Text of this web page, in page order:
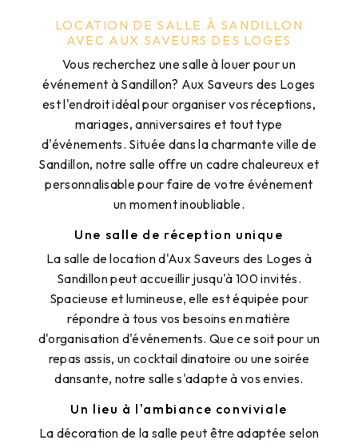
LOCATION DE SALLE À SANDILLON
AVEC AUX SAVEURS DES LOGES
Vous recherchez une salle à louer pour un
événement à Sandillon? Aux Saveurs des Loges
est l'endroit idéal pour organiser vos réceptions,
mariages, anniversaires et tout type
d'événements. Située dans la charmante ville de
Sandillon, notre salle offre un cadre chaleureux et
personnalisable pour faire de votre événement
un moment inoubliable.
Une salle de réception unique
La salle de location d'Aux Saveurs des Loges à
Sandillon peut accueillir jusqu'à 100 invités.
Spacieuse et lumineuse, elle est équipée pour
répondre à tous vos besoins en matière
d'organisation d'événements. Que ce soit pour un
repas assis, un cocktail dinatoire ou une soirée
dansante, notre salle s'adapte à vos envies.
Un lieu à l'ambiance conviviale
La décoration de la salle peut être adaptée selon